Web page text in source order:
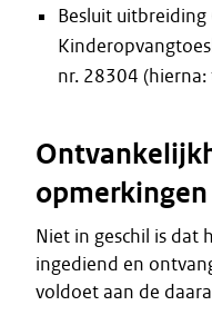
Besluit uitbreiding
nr. 28304 (hierna:
opmerkingen
Niet in geschil is dat
ingediend en
voldoet aan de